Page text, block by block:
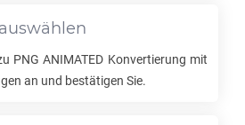
PNG ANIMATED Konvertierung mit
an und bestätigen Sie.